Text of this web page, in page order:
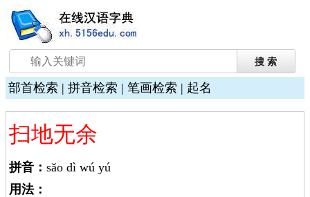
部首检索 | 拼音检索 | 笔画检索 | 起名
扫地无余
拼音： sǎo dì wú yú
用法：